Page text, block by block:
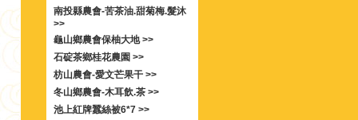
南投縣農會-苦茶油.甜菊梅.髮沐
>>
龜山鄉農會保柚大地 >>
石碇茶鄉桂花農園 >>
枋山農會-愛文芒果干 >>
冬山鄉農會-木耳飲.茶 >>
池上紅牌蠶絲被6*7 >>